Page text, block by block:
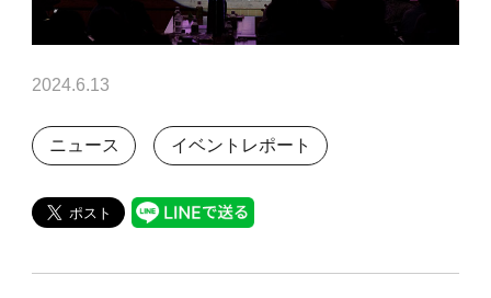
2024.6.13
ニュース イベントレポート